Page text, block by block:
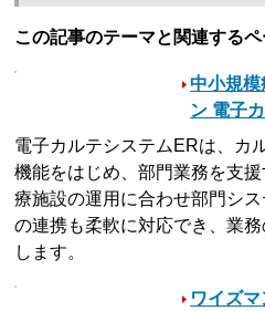
この記事のテーマと関連する
中小規模
ン 電子
電子カルテシステムERは、カ
機能をはじめ、部門業務を支
療施設の運用に合わせ部門シ
の連携も柔軟に対応でき、業
します。
ワイズ